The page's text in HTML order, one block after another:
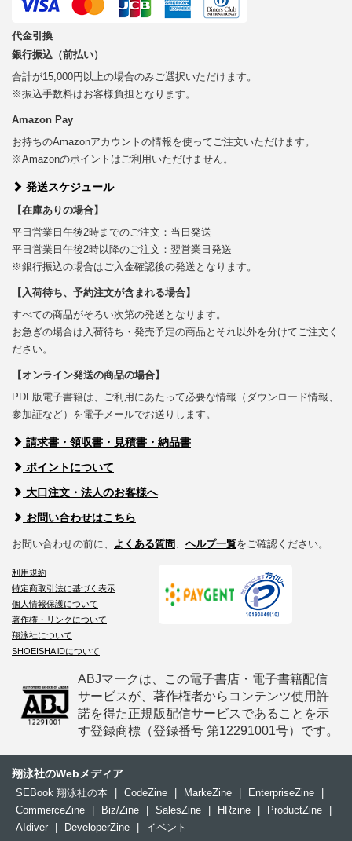
代金引換
銀行振込（前払い）
合計が15,000円以上の場合のみご選択いただけます。
※振込手数料はお客様負担となります。
Amazon Pay
お持ちのAmazonアカウントの情報を使ってご注文いただけます。
※Amazonのポイントはご利用いただけません。
発送スケジュール
【在庫ありの場合】
平日営業日午後2時までのご注文：当日発送
平日営業日午後2時以降のご注文：翌営業日発送
※銀行振込の場合はご入金確認後の発送となります。
【入荷待ち、予約注文が含まれる場合】
すべての商品がそろい次第の発送となります。
お急ぎの場合は入荷待ち・発売予定の商品とそれ以外を分けてご注文く
ださい。
【オンライン発送の商品の場合】
PDF版電子書籍は、ご利用にあたって必要な情報（ダウンロード情報、
参加証など）を電子メールでお送りします。
請求書・領収書・見積書・納品書
ポイントについて
大口注文・法人のお客様へ
お問い合わせはこちら
お問い合わせの前に、 よくある質問、 ヘルプ一覧をご確認ください。
利用規約
特定商取引法に基づく表示
個人情報保護について
著作権・リンクについて
翔泳社について
SHOEISHA iDについて
ABJマークは、この電子書店・電子書籍配信
サービスが、著作権者からコンテンツ使用許
諾を得た正規版配信サービスであることを示
す登録商標（登録番号 第12291001号）です。
翔泳社のWebメディア
SEBook 翔泳社の本 CodeZine MarkeZine EnterpriseZine
CommerceZine
Biz/Zine SalesZine HRzine ProductZine
AIdiver
DeveloperZine イベント